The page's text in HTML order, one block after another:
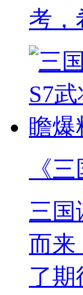
考，
《
三
而来
了